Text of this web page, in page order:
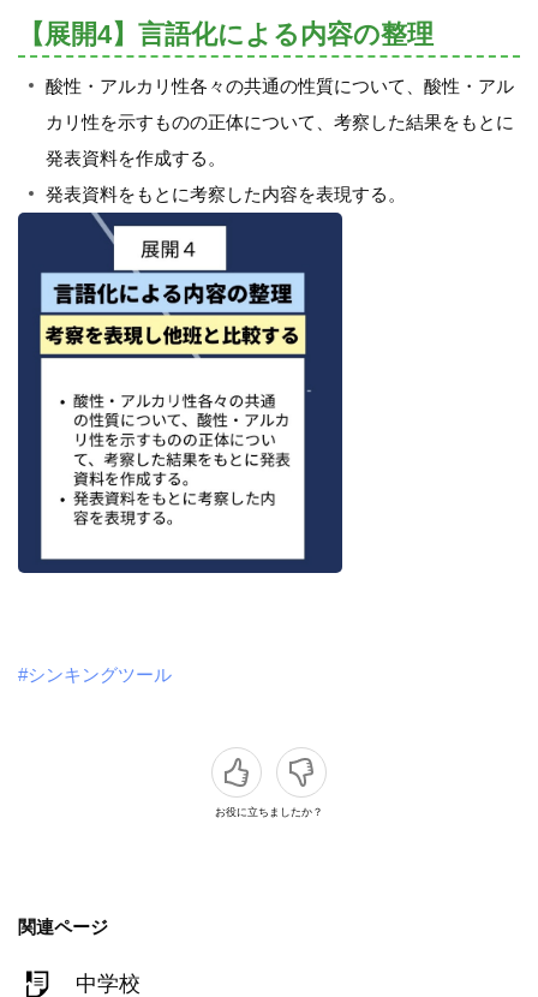
【展開4】言語化による内容の整理
酸性・アルカリ性各々の共通の性質について、酸性・アル
カリ性を示すものの正体について、考察した結果をもとに
発表資料を作成する。
発表資料をもとに考察した内容を表現する。
#シンキングツール
お役に立ちましたか？
関連ページ
中学校